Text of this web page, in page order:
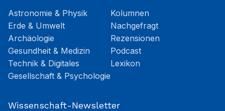
Astronomie & Physik
Erde & Umwelt
Archäologie
Gesundheit & Medizin
Technik & Digitales
Gesellschaft & Psychologie
Kolumnen
Nachgefragt
Rezensionen
Podcast
Lexikon
Wissenschaft-Newsletter